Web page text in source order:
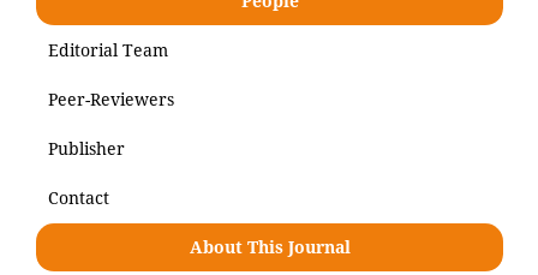
Editorial Team
Peer-Reviewers
Publisher
Contact
About This Journal